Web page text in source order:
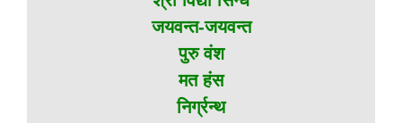
जयवन्त-जयवन्त
पुरु वंश
मत हंस
निर्ग्रन्थ